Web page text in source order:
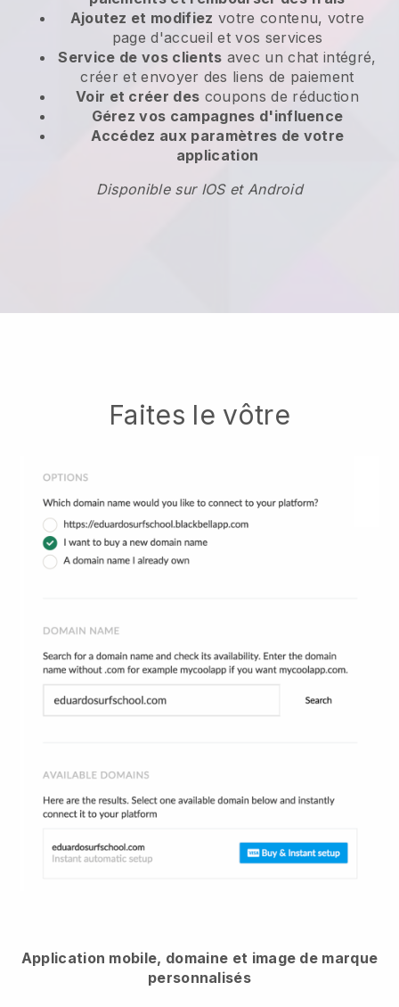
Ajoutez et modifiez votre contenu, votre
page d'accueil et vos services
Service de vos clients avec un chat intégré,
créer et envoyer des liens de paiement
Voir et créer des coupons de réduction
Gérez vos campagnes d'influence
Accédez aux paramètres de votre
application
Disponible sur IOS et Android
Faites le vôtre
Application mobile, domaine et image de marque
personnalisés